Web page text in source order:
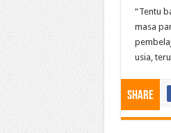
“Tentu
masa
usia,
Share